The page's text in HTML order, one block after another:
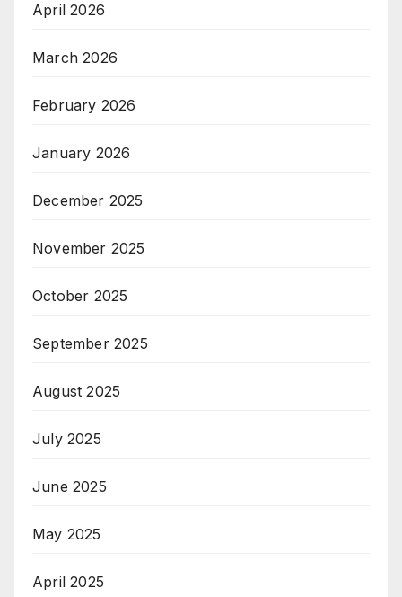
April 2026
March 2026
February 2026
January 2026
December 2025
November 2025
October 2025
September 2025
August 2025
July 2025
June 2025
May 2025
April 2025